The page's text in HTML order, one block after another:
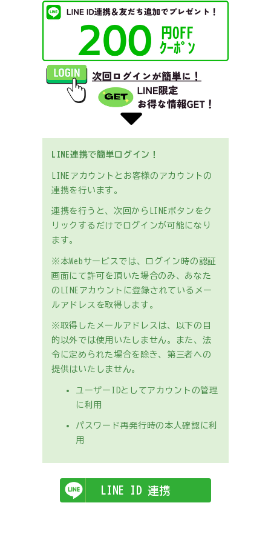
LINE連携で簡単ログイン！
LINEアカウントとお客様のアカウントの
連携を行います。
連携を行うと、次回からLINEボタンをク
リックするだけでログインが可能になり
ます。
※本Webサービスでは、ログイン時の認証
画面にて許可を頂いた場合のみ、あなた
のLINEアカウントに登録されているメー
ルアドレスを取得します。
※取得したメールアドレスは、以下の目
的以外では使用いたしません。また、法
令に定められた場合を除き、第三者への
提供はいたしません。
ユーザーIDとしてアカウントの管理
に利用
パスワード再発行時の本人確認に利
用
LINE ID 連携